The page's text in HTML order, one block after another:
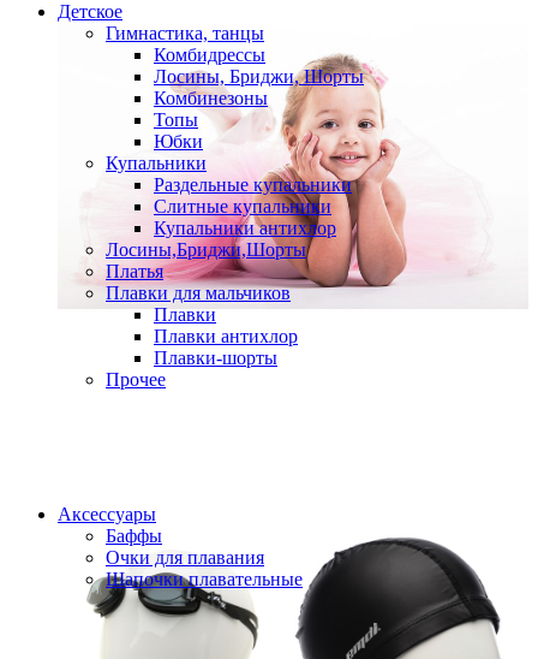
Детское
Гимнастика, танцы
Комбидрессы
Лосины, Бриджи, Шорты
Комбинезоны
Топы
Юбки
Купальники
Раздельные купальники
Слитные купальники
Купальники антихлор
Лосины,Бриджи,Шорты
Платья
Плавки для мальчиков
Плавки
Плавки антихлор
Плавки-шорты
Прочее
Аксессуары
Баффы
Очки для плавания
Шапочки плавательные